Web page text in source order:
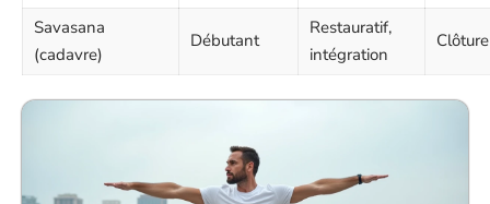
Savasana
(cadavre)
Débutant
Restauratif,
intégration
Clôture